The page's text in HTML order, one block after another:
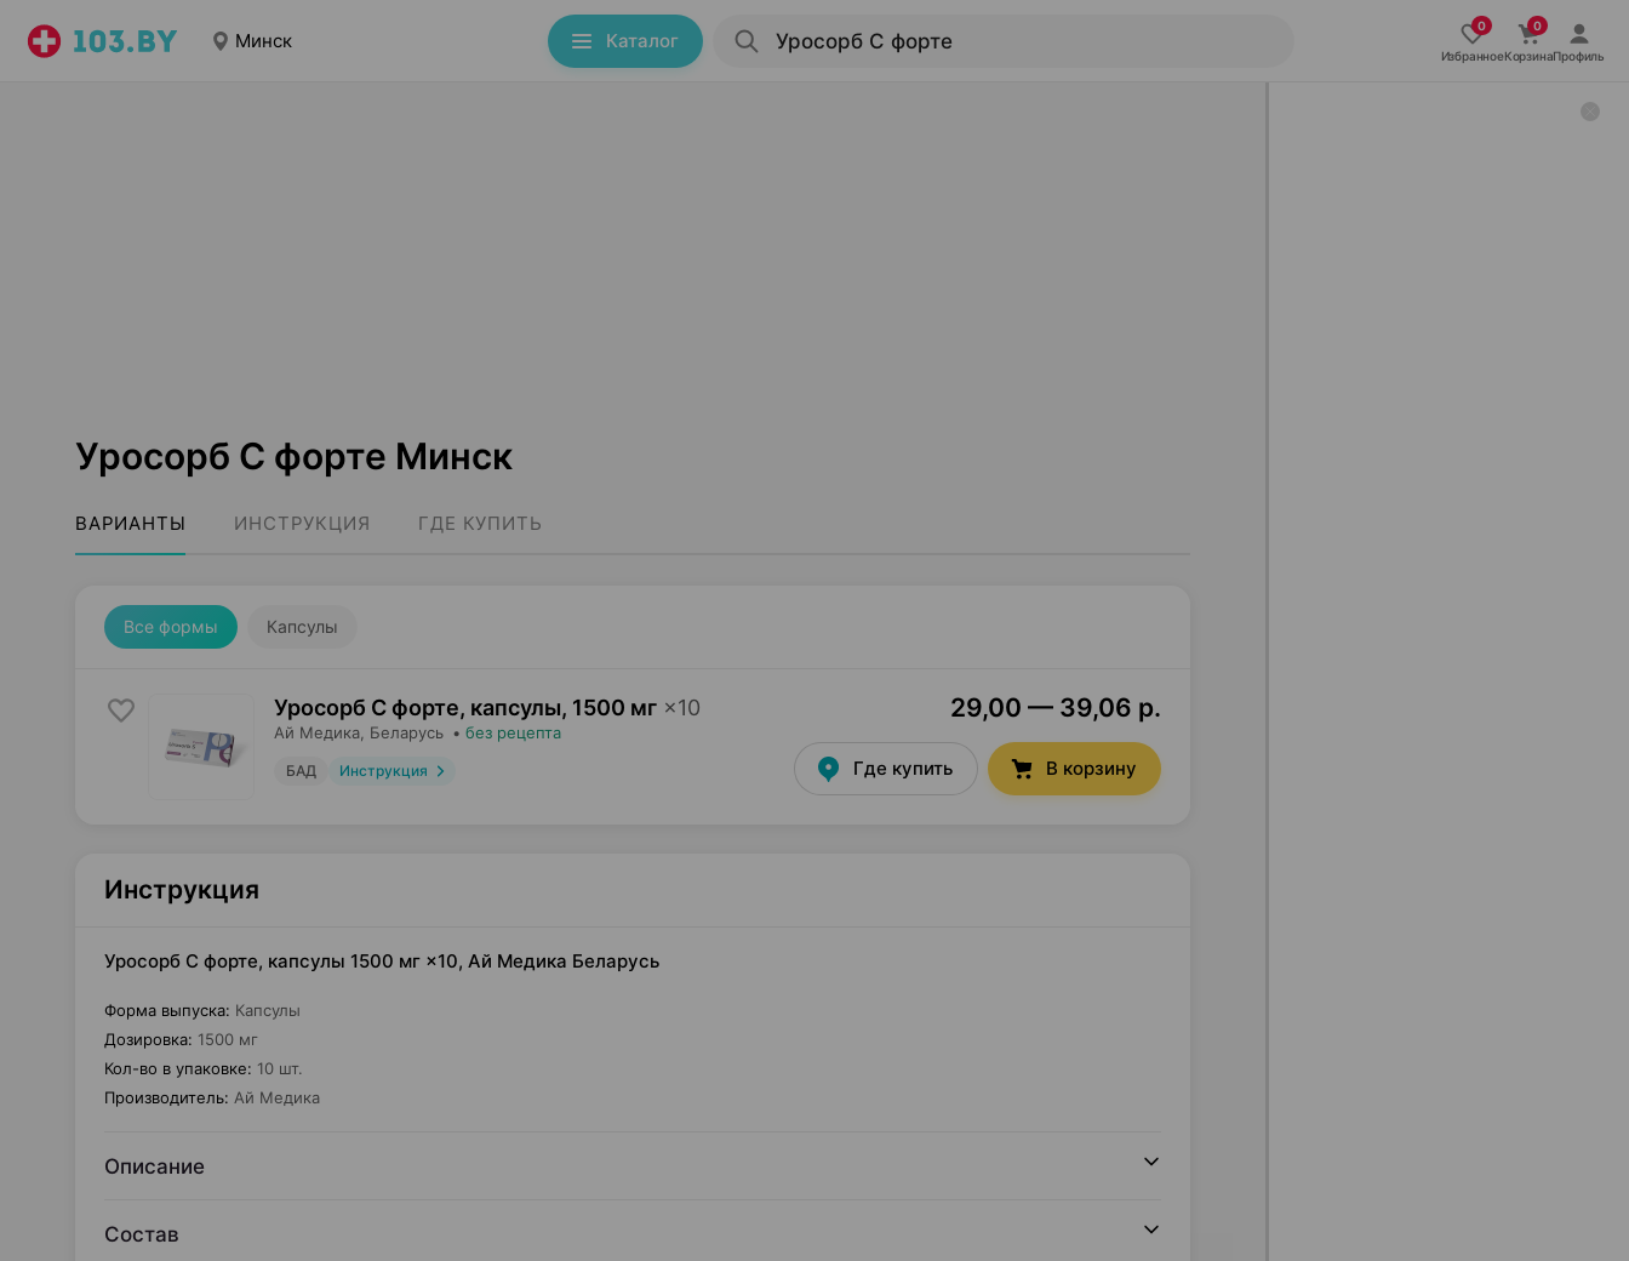
Минск Каталог
ИзбранноеКорзинаПрофиль
Уросорб С форте Минск
ВАРИАНТЫ ИНСТРУКЦИЯ ГДЕ КУПИТЬ
Все формы Капсулы
Уросорб С форте, капсулы, 1500 мг ×10
Ай Медика , Беларусь • без рецепта
БАД Инструкция
29,00 — 39,06 р.
Где купить В корзину
Инструкция
Уросорб С форте, капсулы 1500 мг ×10, Ай Медика Беларусь
Форма выпуска: Капсулы
Дозировка: 1500 мг
Кол-во в упаковке: 10 шт.
Производитель: Ай Медика
Описание
Состав